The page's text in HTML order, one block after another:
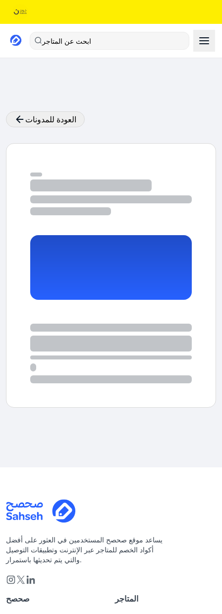
ابحث عن المتاجر
العودة للمدونات
يساعد موقع صحصح المستخدمين في العثور على أفضل
أكواد الخصم للمتاجر عبر الإنترنت وتطبيقات التوصيل
والتي يتم تحديثها باستمرار.
صحصح المتاجر